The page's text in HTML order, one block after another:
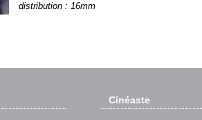
distribution : 16mm
Cinéaste